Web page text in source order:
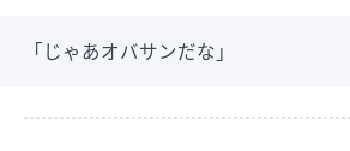
「じゃあオバサンだな」